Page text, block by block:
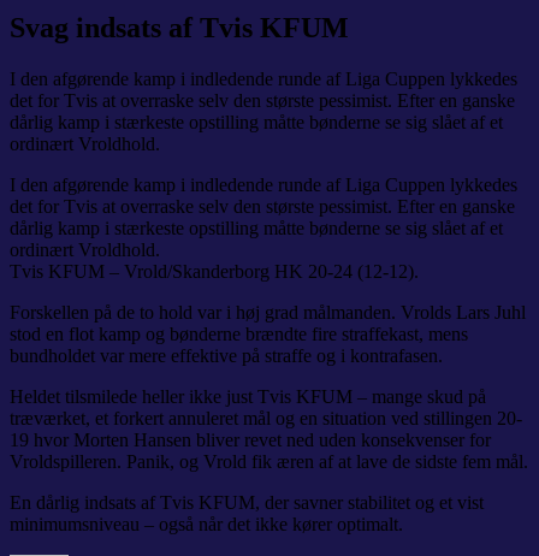
Svag indsats af Tvis KFUM
I den afgørende kamp i indledende runde af Liga Cuppen lykkedes
det for Tvis at overraske selv den største pessimist. Efter en ganske
dårlig kamp i stærkeste opstilling måtte bønderne se sig slået af et
ordinært Vroldhold.
I den afgørende kamp i indledende runde af Liga Cuppen lykkedes
det for Tvis at overraske selv den største pessimist. Efter en ganske
dårlig kamp i stærkeste opstilling måtte bønderne se sig slået af et
ordinært Vroldhold.
Tvis KFUM – Vrold/Skanderborg HK 20-24 (12-12).
Forskellen på de to hold var i høj grad målmanden. Vrolds Lars Juhl
stod en flot kamp og bønderne brændte fire straffekast, mens
bundholdet var mere effektive på straffe og i kontrafasen.
Heldet tilsmilede heller ikke just Tvis KFUM – mange skud på
træværket, et forkert annuleret mål og en situation ved stillingen 20-
19 hvor Morten Hansen bliver revet ned uden konsekvenser for
Vroldspilleren. Panik, og Vrold fik æren af at lave de sidste fem mål.
En dårlig indsats af Tvis KFUM, der savner stabilitet og et vist
minimumsniveau – også når det ikke kører optimalt.